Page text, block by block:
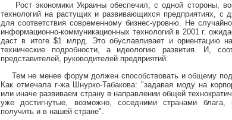
Рост экономики Украины обеспечил, с одной стороны,
технологий на растущих и развивающихся предприятиях, с
для соответствия современному бизнес-уровню. Не
информационно-коммуникационных технологий в 2001 г.
даст в итоге $1 млрд. Это обуславливает и ориентацию
технические подробности, а идеологию развития. И,
представителей, руководителей предприятий.
Тем не менее форум должен способствовать и общему
Как отмечала г-жа Шнурко-Табакова: "задавая моду на
или иначе развиваем страну в направлении общей
уже достигнутые, возможно, соседними странами
получить и в нашей стране".